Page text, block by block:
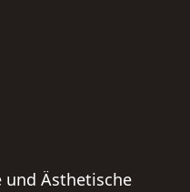
und Ästhetische